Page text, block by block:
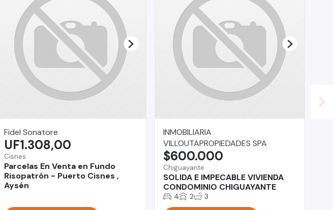
Fidel Sonatore
Cisnes
Parcelas En Venta en Fundo
Risopatrón - Puerto Cisnes ,
Aysén
UF1.308,00
INMOBILIARIA
VILLOUTAPROPIEDADES SPA
Chiguayante
SOLIDA E IMPECABLE VIVIENDA
CONDOMINIO CHIGUAYANTE
$600.000
4 2 3